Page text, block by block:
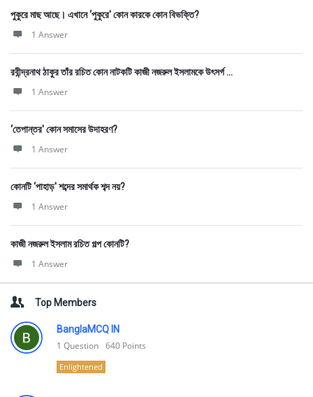
পুকুরে মাছ আছে। এখানে ‘পুকুরে' কোন কারকে কোন বিভক্তি?
1 Answer
রবীন্দ্রনাথ ঠাকুর তাঁর রচিত কোন নাটকটি কাজী নজরুল ইসলামকে উৎসর্গ ...
1 Answer
‘তেপান্তর' কোন সমাসের উদাহরণ?
1 Answer
কোনটি ‘পাহাড়' শব্দের সমার্থক শব্দ নয়?
1 Answer
কাজী নজরুল ইসলাম রচিত গল্প কোনটি?
1 Answer
Top Members
BanglaMCQ IN
1 Question 640 Points
Enlightened